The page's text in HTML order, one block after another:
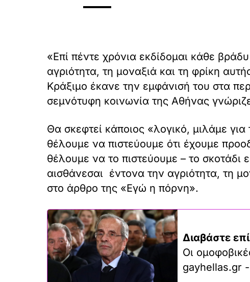
«Επί πέντε χρόνια εκδίδομαι κάθε
αγριότητα, τη μοναξιά και τη φρίκη
Κράξιμο έκανε την εμφάνισή του στα
σεμνότυφη κοινωνία της Αθήνας
Θα σκεφτεί κάποιος «λογικό, μιλάμε
θέλουμε να πιστεύουμε ότι έχουμε
θέλουμε να το πιστεύουμε – το
αισθάνεσαι έντονα την αγριότητα, τη
στο άρθρο της «Εγώ η πόρνη».
Διαβάστε
Οι
gayhellas.gr